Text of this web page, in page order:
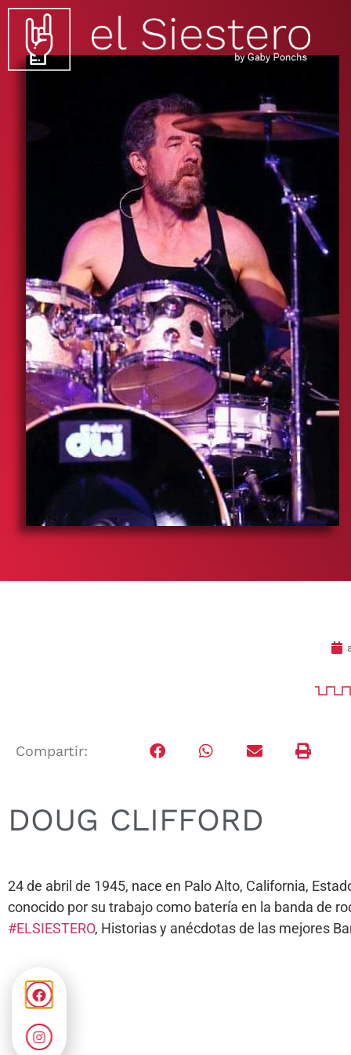
Compartir:
DOUG CLIFFORD
24 de abril de 1945, nace en Palo Alto, California,
conocido por su trabajo como batería en la banda de
#ELSIESTERO, Historias y anécdotas de las mejores